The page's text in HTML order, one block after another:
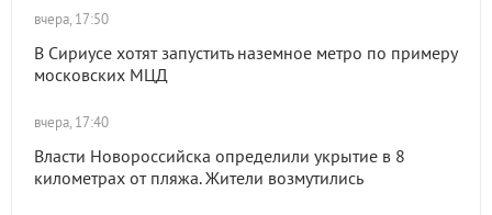
вчера, 17:50
В Сириусе хотят запустить наземное метро по примеру
московских МЦД
вчера, 17:40
Власти Новороссийска определили укрытие в 8
километрах от пляжа. Жители возмутились